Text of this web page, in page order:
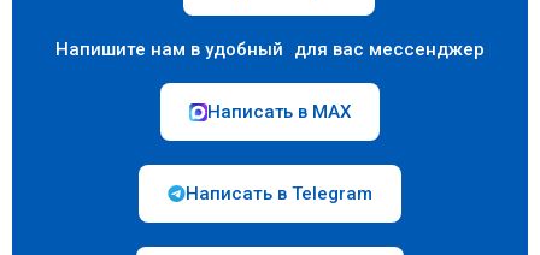
Напишите нам в удобный для вас мессенджер
Написать в MAX
Написать в Telegram